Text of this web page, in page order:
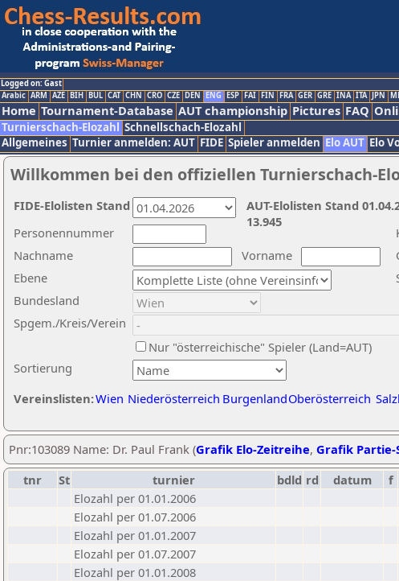
Logged on: Gast
Arabic ARM AZE BIH BUL CAT CHN CRO CZE DEN ENG ESP FAI FIN FRA GER GRE INA ITA JPN
Home Tournament-Database AUT championship Pictures FAQ
Turnierschach-Elozahl Schnellschach-Elozahl
Allgemeines Turnier anmelden: AUT FIDE Spieler anmelden Elo AUT Elo
Willkommen bei den offiziellen Turnierschach-
Nachname
Vorname
Ebene
Sortierung
Personennummer
Bundesland
Spgem./Kreis/Verein
Nur "österreichische" Spieler (Land=AUT)
Vereinslisten:Wien Niederösterreich BurgenlandOberösterreich
AUT-Elolisten Stand
13.945
FIDE-Elolisten Stand
Pnr:103089 Name: Dr. Paul Frank (Grafik Elo-Zeitreihe, Grafik
tnr
St turnier bdld rd datum f
Elozahl per 01.01.2006
Elozahl per 01.07.2006
Elozahl per 01.01.2007
Elozahl per 01.07.2007
Elozahl per 01.01.2008